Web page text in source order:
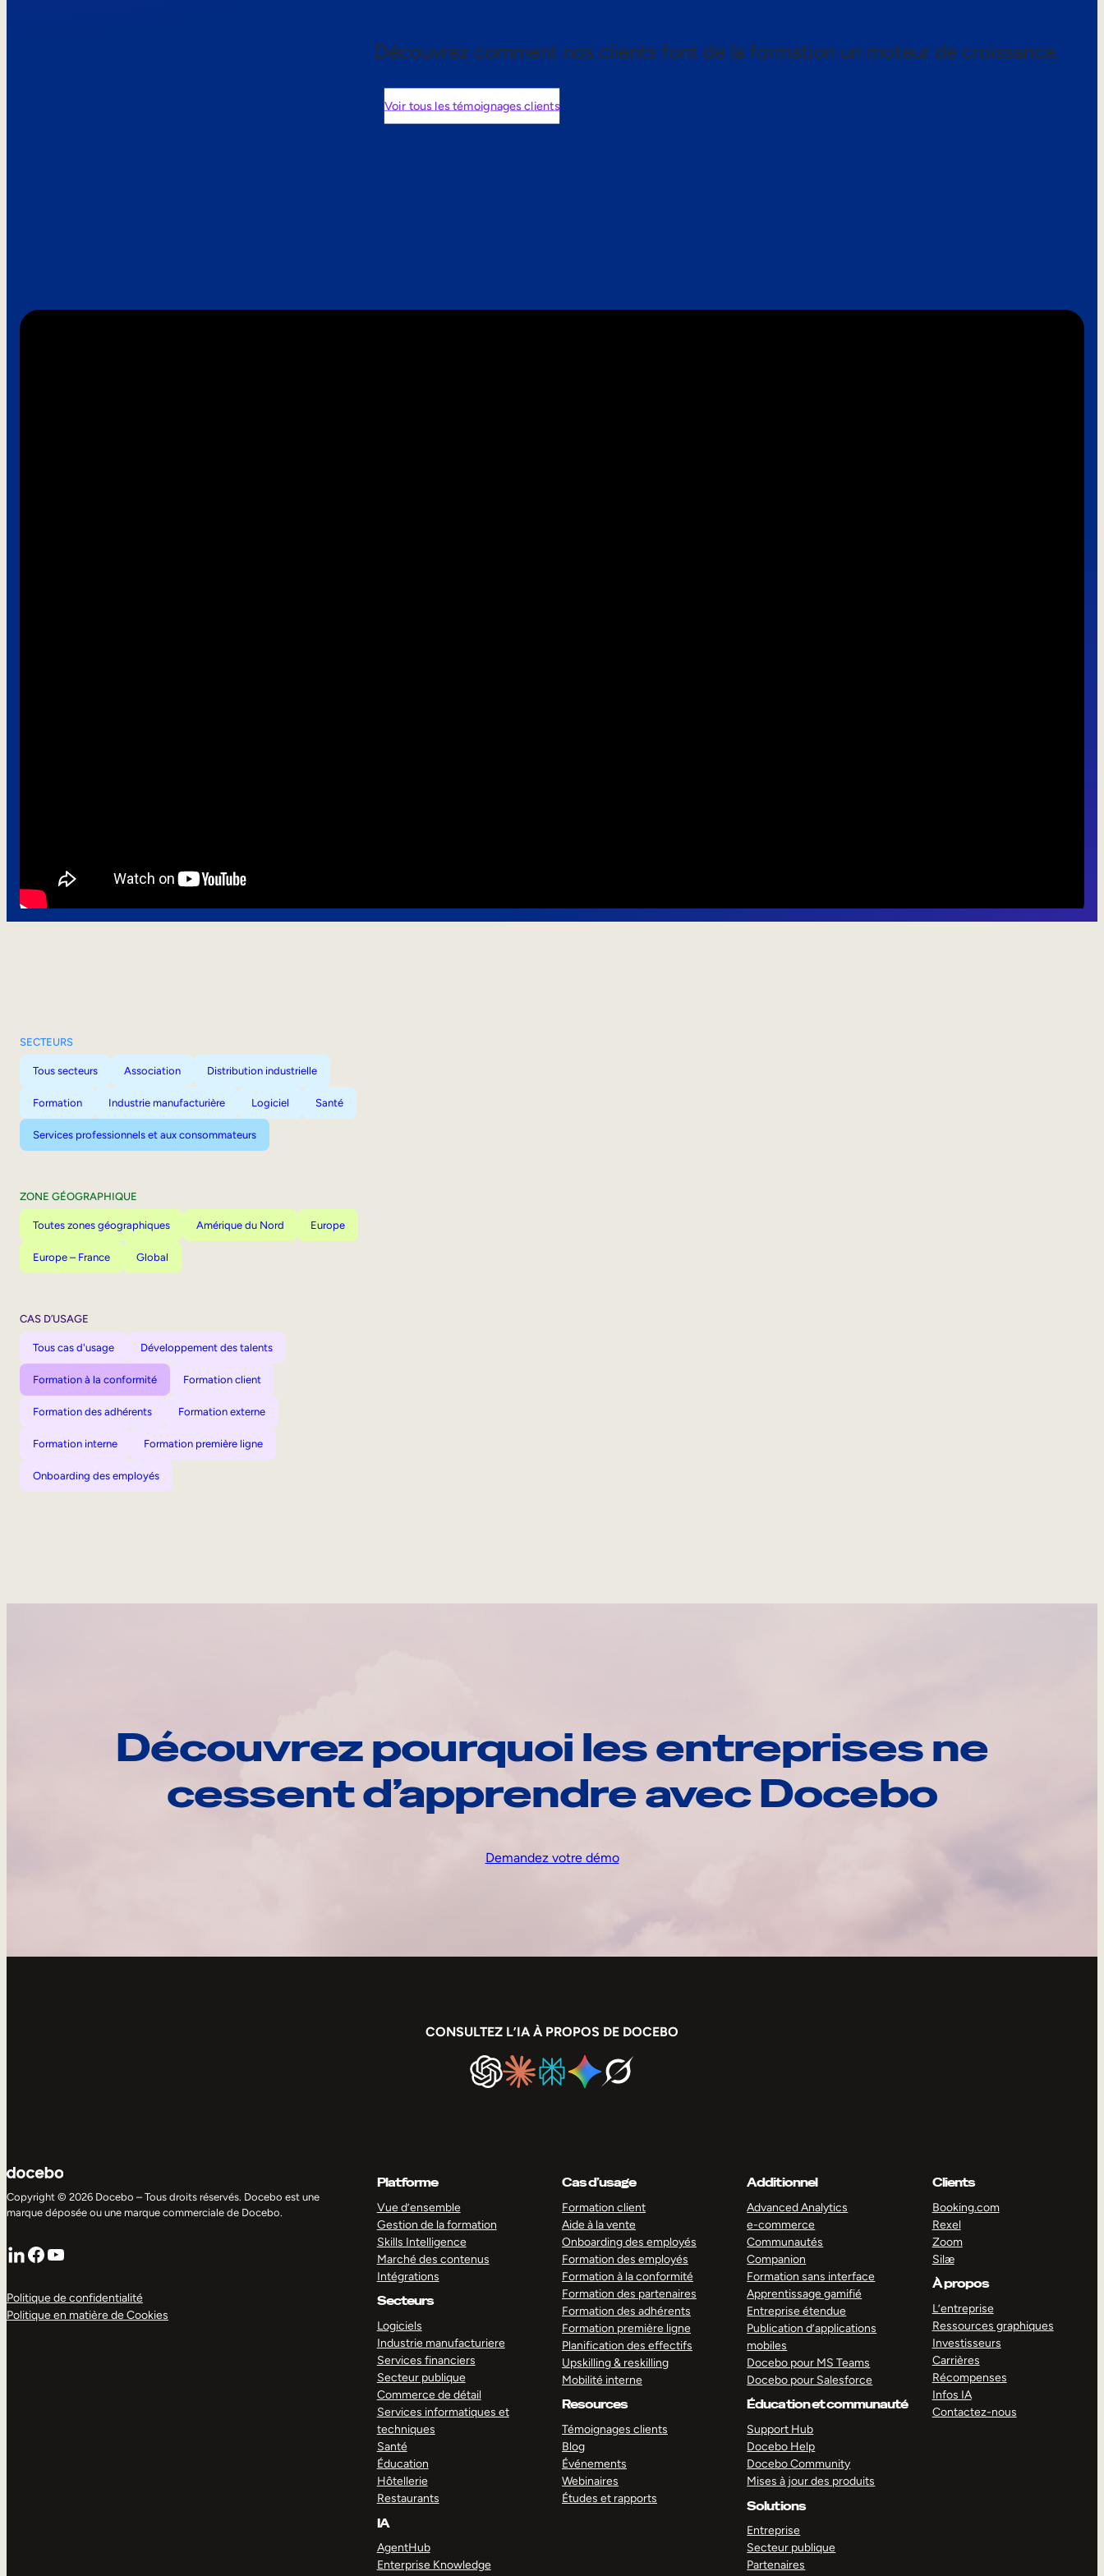
Découvrez comment nos clients font de la formation un moteur de croissance.
Voir tous les témoignages clients
SECTEURS
Tous secteurs Association Distribution industrielle
Formation Industrie manufacturière Logiciel Santé
Services professionnels et aux consommateurs
ZONE GÉOGRAPHIQUE
Toutes zones géographiques Amérique du Nord Europe
Europe – France Global
CAS D’USAGE
Tous cas d'usage Développement des talents
Formation à la conformité Formation client
Formation des adhérents Formation externe
Formation interne Formation première ligne
Onboarding des employés
Découvrez pourquoi les entreprises ne
cessent d’apprendre avec Docebo
Demandez votre démo
CONSULTEZ L’IA À PROPOS DE DOCEBO
Copyright © 2026 Docebo – Tous droits réservés. Docebo est une
marque déposée ou une marque commerciale de Docebo.
LinkedIn
Facebook
YouTube
Politique de confidentialité
Politique en matière de Cookies
Platforme
Vue d’ensemble
Gestion de la formation
Skills Intelligence
Marché des contenus
Intégrations
Secteurs
Logiciels
Industrie manufacturiere
Services financiers
Secteur publique
Commerce de détail
Services informatiques et
techniques
Santé
Éducation
Hôtellerie
Restaurants
IA
AgentHub
Enterprise Knowledge
Cas d’usage
Formation client
Aide à la vente
Onboarding des employés
Formation des employés
Formation à la conformité
Formation des partenaires
Formation des adhérents
Formation première ligne
Planification des effectifs
Upskilling & reskilling
Mobilité interne
Resources
Témoignages clients
Blog
Événements
Webinaires
Études et rapports
Additionnel
Advanced Analytics
e-commerce
Communautés
Companion
Formation sans interface
Apprentissage gamifié
Entreprise étendue
Publication d’applications
mobiles
Docebo pour MS Teams
Docebo pour Salesforce
Éducation et communauté
Support Hub
Docebo Help
Docebo Community
Mises à jour des produits
Solutions
Entreprise
Secteur publique
Partenaires
Clients
Booking.com
Rexel
Zoom
Silæ
À propos
L’entreprise
Ressources graphiques
Investisseurs
Carrières
Récompenses
Infos IA
Contactez-nous